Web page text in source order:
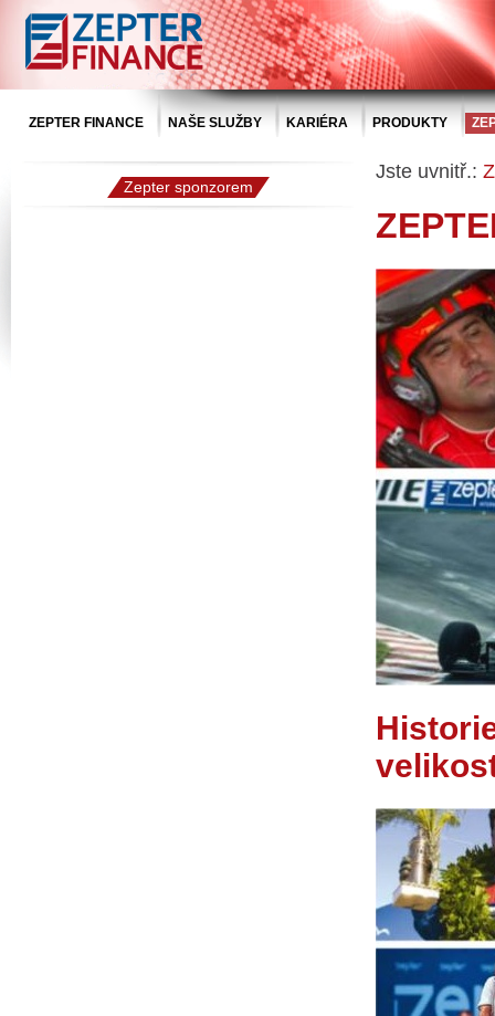
ZEPTER FINANCE NAŠE SLUŽBY KARIÉRA PRODUKTY
Zepter sponzorem
Jste uvnitř.: